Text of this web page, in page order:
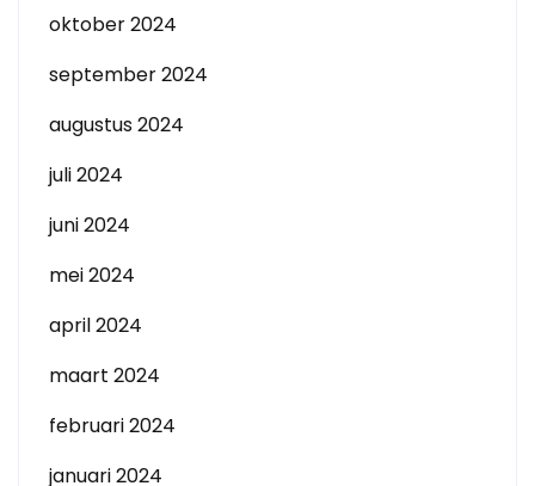
oktober 2024
september 2024
augustus 2024
juli 2024
juni 2024
mei 2024
april 2024
maart 2024
februari 2024
januari 2024